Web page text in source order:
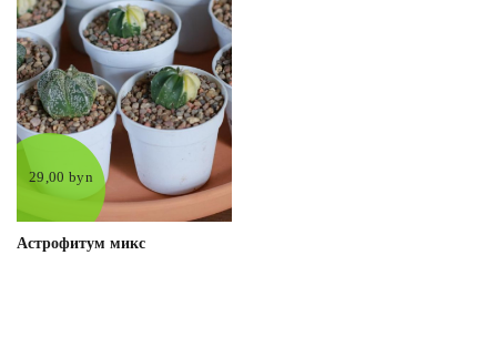
29,00 byn
Астрофитум микс